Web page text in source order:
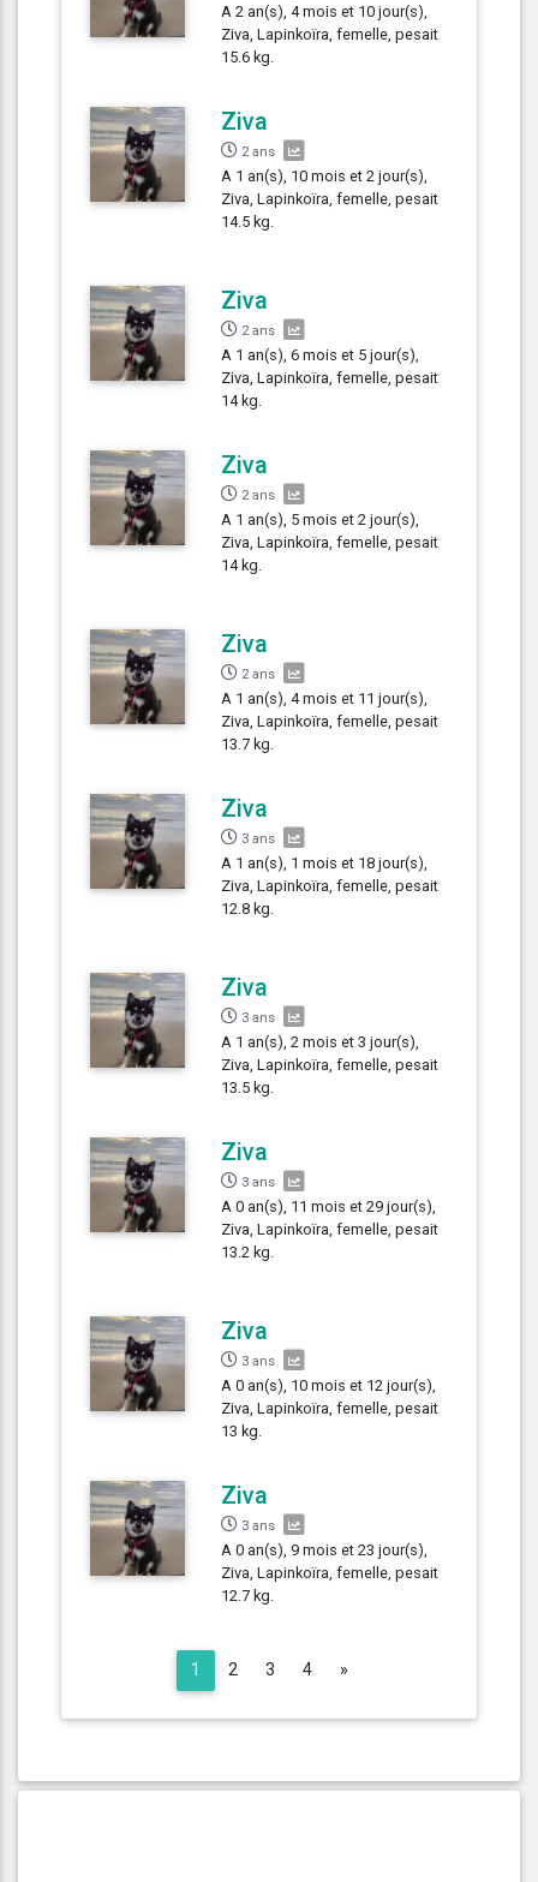
A 2 an(s), 4 mois et 10 jour(s),
Ziva, Lapinkoïra, femelle, pesait
15.6 kg.
Ziva
2 ans
A 1 an(s), 10 mois et 2 jour(s),
Ziva, Lapinkoïra, femelle, pesait
14.5 kg.
Ziva
2 ans
A 1 an(s), 6 mois et 5 jour(s),
Ziva, Lapinkoïra, femelle, pesait
14 kg.
Ziva
2 ans
A 1 an(s), 5 mois et 2 jour(s),
Ziva, Lapinkoïra, femelle, pesait
14 kg.
Ziva
2 ans
A 1 an(s), 4 mois et 11 jour(s),
Ziva, Lapinkoïra, femelle, pesait
13.7 kg.
Ziva
3 ans
A 1 an(s), 1 mois et 18 jour(s),
Ziva, Lapinkoïra, femelle, pesait
12.8 kg.
Ziva
3 ans
A 1 an(s), 2 mois et 3 jour(s),
Ziva, Lapinkoïra, femelle, pesait
13.5 kg.
Ziva
3 ans
A 0 an(s), 11 mois et 29 jour(s),
Ziva, Lapinkoïra, femelle, pesait
13.2 kg.
Ziva
3 ans
A 0 an(s), 10 mois et 12 jour(s),
Ziva, Lapinkoïra, femelle, pesait
13 kg.
Ziva
3 ans
A 0 an(s), 9 mois et 23 jour(s),
Ziva, Lapinkoïra, femelle, pesait
12.7 kg.
1 2 3 4 »Next